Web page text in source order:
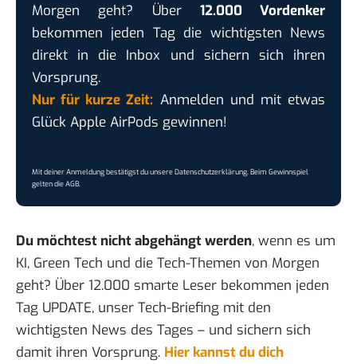
Morgen geht? Über 12.000 Vordenker
bekommen jeden Tag die wichtigsten News
direkt in die Inbox und sichern sich ihren
Vorsprung.
Nur für kurze Zeit: Anmelden und mit etwas
Glück Apple AirPods gewinnen!
Mit deiner Anmeldung bestätigst du unsereDatenschutzerklärung. Beim Gewinnspiel
gelten dieAGB.
Du möchtest nicht abgehängt werden, wenn es um
KI, Green Tech und die Tech-Themen von Morgen
geht? Über 12.000 smarte Leser bekommen jeden
Tag UPDATE, unser Tech-Briefing mit den
wichtigsten News des Tages – und sichern sich
damit ihren Vorsprung. Hier kannst du dich